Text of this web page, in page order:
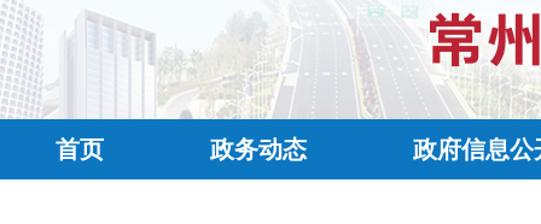
首页 政务动态 政府信息公